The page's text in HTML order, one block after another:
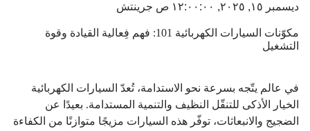
ديسمبر ١٥, ٢٠٢٥, ١٢:٠٠:٠٠ ص جرينتش
مكوّنات السيارات الكهربائية 101: فهم فِعالية القيادة وقوة
التشغيل
في عالم يتّجه بسرعة نحو الاستدامة، تُعدّ السيارات الكهربائية
الخيار الأذكى للتنقّل النظيف والتنمية المستدامة. بعيدًا عن
الضجيج والانبعاثات، توفّر هذه السيارات مزيجًا متوازنًا من الكفاءة